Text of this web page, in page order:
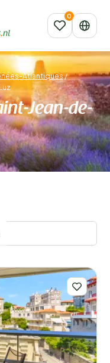
Atlantiques/
Jean-de-